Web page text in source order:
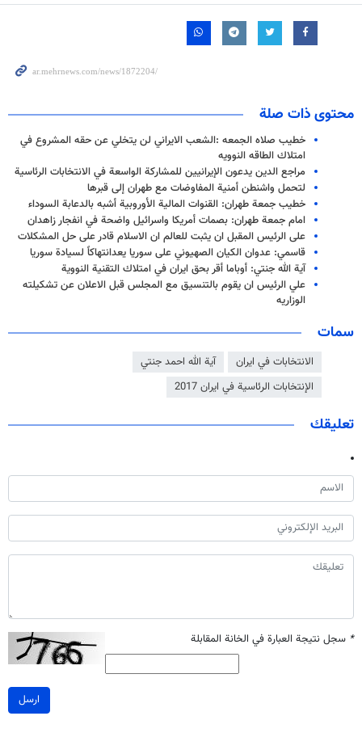
محتوى ذات صلة
خطيب صلاه الجمعه :الشعب الايراني لن يتخلي عن حقه المشروع في
امتلاك الطاقه النوويه
مراجع الدين يدعون الإيرانيين للمشاركة الواسعة في الانتخابات الرئاسية
لتحمل واشنطن أمنية المفاوضات مع طهران إلى قبرها
خطيب جمعة طهران: القنوات المالية الأوروبية أشبه بالدعابة السوداء
امام جمعة طهران: بصمات أمريكا واسرائيل واضحة في انفجار زاهدان
على الرئيس المقبل ان يثبت للعالم ان الاسلام قادر على حل المشكلات
قاسمي: عدوان الكيان الصهيوني على سوريا يعدانتهاكاً لسيادة سوريا
آية الله جنتي: أوباما أقر بحق ايران في امتلاك التقنية النووية
علي الرئيس ان يقوم بالتنسيق مع المجلس قبل الاعلان عن تشكيلته
الوزاريه
سمات
الانتخابات في ايران
آية الله احمد جنتي
الإنتخابات الرئاسية في ايران 2017
تعليقك
* سجل نتيجة العبارة في الخانة المقابلة
ارسل